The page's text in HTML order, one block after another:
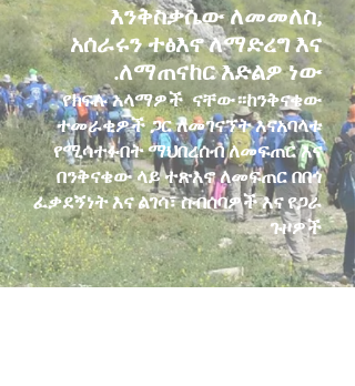
እንቅስቃሴው ለመመለስ,
አሰራሩን ተፅእኖ ለማድረግ እና
ለማጠናከር እድልዎ ነው.
የክፍሉ አላማዎች ናቸው።ከንቅናቄው
ተመራቂዎች ጋር ለመገናኘት እናአባላቱ
የሚሳተፉበት ማህበረሰብ ለመፍጠር እና
በንቅናቄው ላይ ተጽእኖ ለመፍጠር በበጎ
ፈቃደኝነት እና ልገሳ፣ ስብሰባዎች እና የጋራ
ጉዞዎች